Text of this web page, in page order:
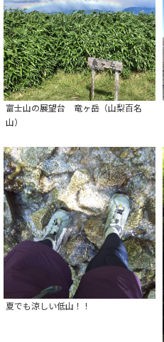
富士山の展望台 竜ヶ岳（山梨百名
山）
夏でも涼しい低山！！